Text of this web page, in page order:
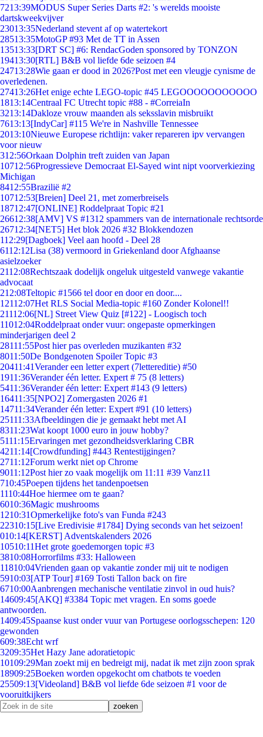
7213:39MODUS Super Series Darts #2: 's werelds mooiste
dartskweekvijver
23013:35Nederland stevent af op watertekort
28513:35MotoGP #93 Met de TT in Assen
13513:33[DRT SC] #6: RendacGoden sponsored by TONZON
19413:30[RTL] B&B vol liefde 6de seizoen #4
24713:28Wie gaan er dood in 2026?Post met een vleugje cynisme de
overledenen.
27413:26Het enige echte LEGO-topic #45 LEGOOOOOOOOOOO
1813:14Centraal FC Utrecht topic #88 - #CorreiaIn
3213:14Dakloze vrouw maanden als seksslavin misbruikt
7613:13[IndyCar] #115 We're in Nashville Tennessee
2013:10Nieuwe Europese richtlijn: vaker repareren ipv vervangen
voor nieuw
312:56Orkaan Dolphin treft zuiden van Japan
10712:56Progressieve Democraat El-Sayed wint nipt voorverkiezing
Michigan
8412:55Brazilië #2
10712:53[Breien] Deel 21, met zomerbreisels
18712:47[ONLINE] Roddelpraat Topic #21
26612:38[AMV] VS #1312 spammers van de internationale rechtsorde
26712:34[NET5] Het blok 2026 #32 Blokkendozen
112:29[Dagboek] Veel aan hoofd - Deel 28
6112:12Lisa (38) vermoord in Griekenland door Afghaanse
asielzoeker
2112:08Rechtszaak dodelijk ongeluk uitgesteld vanwege vakantie
advocaat
212:08Teltopic #1566 tel door en door en door....
12112:07Het RLS Social Media-topic #160 Zonder Kolonel!!
21112:06[NL] Street View Quiz [#122] - Loogisch toch
11012:04Roddelpraat onder vuur: ongepaste opmerkingen
minderjarigen deel 2
28111:55Post hier pas overleden muzikanten #32
8011:50De Bondgenoten Spoiler Topic #3
20411:41Verander een letter expert (7lettereditie) #50
1911:36Verander één letter. Expert # 75 (8 letters)
5411:36Verander één letter: Expert #143 (9 letters)
16411:35[NPO2] Zomergasten 2026 #1
14711:34Verander één letter: Expert #91 (10 letters)
25111:33Afbeeldingen die je gemaakt hebt met AI
8311:23Wat koopt 1000 euro in jouw hobby?
5111:15Ervaringen met gezondheidsverklaring CBR
4211:14[Crowdfunding] #443 Rentestijgingen?
2711:12Forum werkt niet op Chrome
9011:12Post hier zo vaak mogelijk om 11:11 #39 Vanz11
710:45Poepen tijdens het tandenpoetsen
1110:44Hoe hiermee om te gaan?
6010:36Magic mushrooms
1210:31Opmerkelijke foto's van Funda #243
22310:15[Live Eredivisie #1784] Dying seconds van het seizoen!
010:14[KERST] Adventskalenders 2026
10510:11Het grote goedemorgen topic #3
3810:08Horrorfilms #33: Halloween
11810:04Vrienden gaan op vakantie zonder mij uit te nodigen
5910:03[ATP Tour] #169 Tosti Tallon back on fire
6710:00Aanbrengen mechanische ventilatie zinvol in oud huis?
14609:45[AKQ] #3384 Topic met vragen. En soms goede
antwoorden.
1409:45Spaanse kust onder vuur van Portugese oorlogsschepen: 120
gewonden
609:38Echt wrf
3209:35Het Hazy Jane adoratietopic
10109:29Man zoekt mij en bedreigt mij, nadat ik met zijn zoon sprak
18909:25Boeken worden opgekocht om chatbots te voeden
25509:13[Videoland] B&B vol liefde 6de seizoen #1 voor de
vooruitkijkers